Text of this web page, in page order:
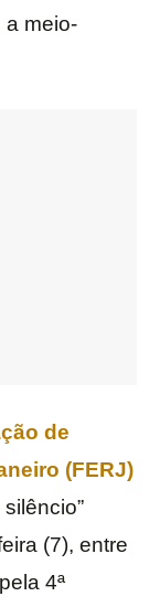
a meio-
de
(FERJ)
(7), entre
4ª